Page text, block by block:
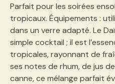
Parfait pour les soirées
tropicaux. Équipements :
dans un verre adapté. Le
simple cocktail ; il est
tropicales, rayonnant de
ses notes de rhum, de jus
canne, ce mélange parfait